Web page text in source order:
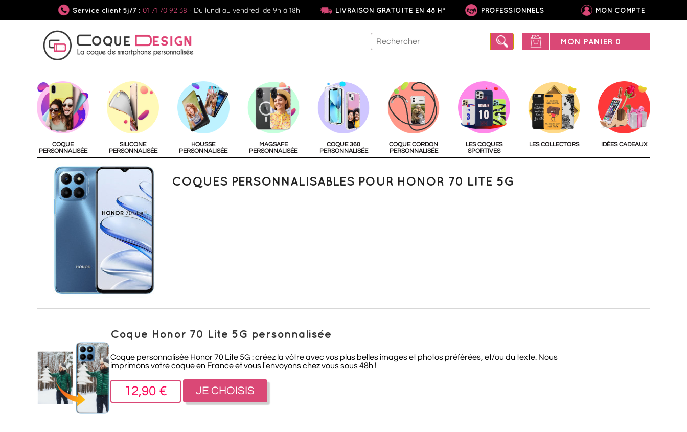
Service client 5j/7 : 01 71 70 92 38 - Du lundi au vendredi de 9h à 18h LIVRAISON GRATUITE EN 48 H* PROFESSIONNELS MON COMPTE
MON PANIER 0
COQUE
PERSONNALISÉE
SILICONE
PERSONNALISÉE
HOUSSE
PERSONNALISÉE
MAGSAFE
PERSONNALISÉE
COQUE 360
PERSONNALISÉE
COQUE CORDON
PERSONNALISÉE
LES COQUES
SPORTIVES
LES COLLECTORS IDÉES CADEAUX
COQUES PERSONNALISABLES POUR HONOR 70 LITE 5G
Coque Honor 70 Lite 5G personnalisée
Coque personnalisée Honor 70 Lite 5G : créez la vôtre avec vos plus belles images et photos préférées, et/ou du texte. Nous
imprimons votre coque en France et vous l'envoyons chez vous sous 48h !
12,90 € JE CHOISIS